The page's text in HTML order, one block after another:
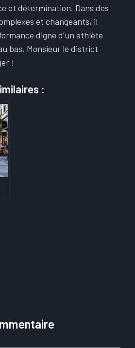
et détermination. Dans des
et changeants, il
digne d’un athlète
bas, Monsieur le district
!
: